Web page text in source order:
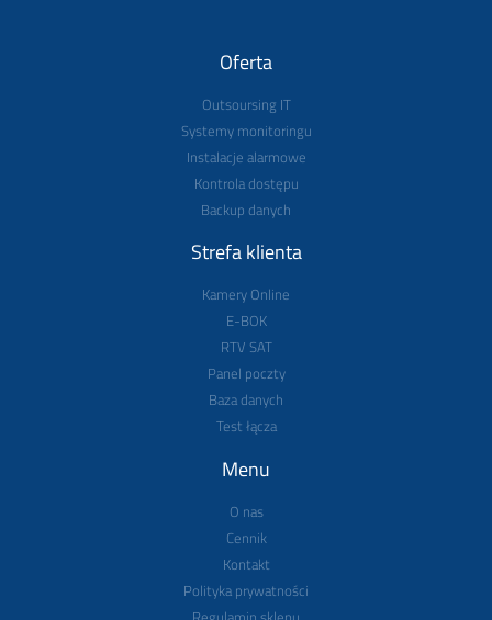
Oferta
Outsoursing IT
Systemy monitoringu
Instalacje alarmowe
Kontrola dostępu
Backup danych
Strefa klienta
Kamery Online
E-BOK
RTV SAT
Panel poczty
Baza danych
Test łącza
Menu
O nas
Cennik
Kontakt
Polityka prywatności